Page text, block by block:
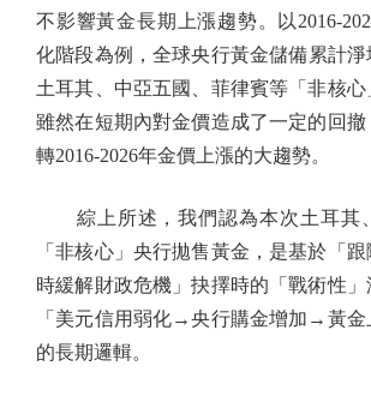
不影響黃金長期上漲趨勢。以2016-
化階段為例，全球央行黃金儲備累計淨
土耳其、中亞五國、菲律賓等「非核
雖然在短期內對金價造成了一定的回
轉2016-2026年金價上漲的大趨勢。
綜上所述，我們認為本次土耳其
「非核心」央行拋售黃金，是基於「
時緩解財政危機」抉擇時的「戰術性
「美元信用弱化→央行購金增加→黃金
的長期邏輯。